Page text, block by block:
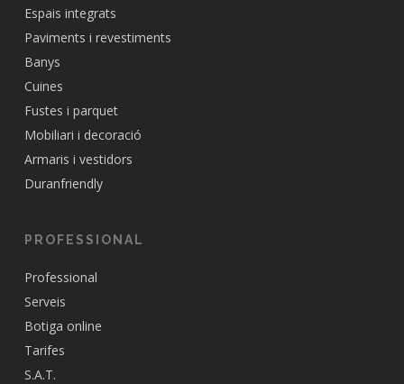
Espais integrats
Paviments i revestiments
Banys
Cuines
Fustes i parquet
Mobiliari i decoració
Armaris i vestidors
Duranfriendly
PROFESSIONAL
Professional
Serveis
Botiga online
Tarifes
S.A.T.